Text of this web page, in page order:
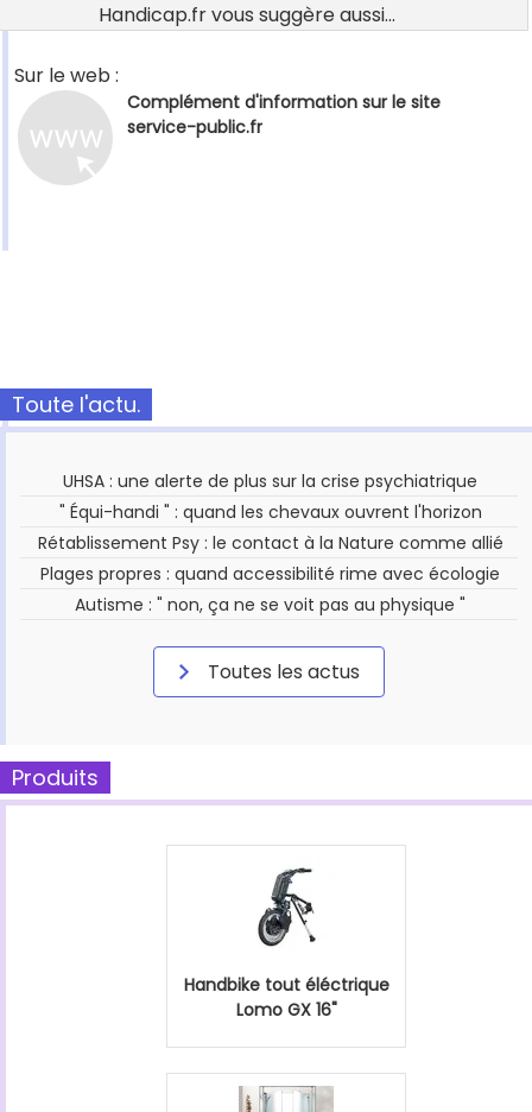
Handicap.fr vous suggère aussi...
Sur le web :
Complément d'information sur le site
service-public.fr
Toute l'actu.
UHSA : une alerte de plus sur la crise psychiatrique
" Équi-handi " : quand les chevaux ouvrent l'horizon
Rétablissement Psy : le contact à la Nature comme allié
Plages propres : quand accessibilité rime avec écologie
Autisme : " non, ça ne se voit pas au physique "
Toutes les actus
Produits
Handbike tout éléctrique
Lomo GX 16"